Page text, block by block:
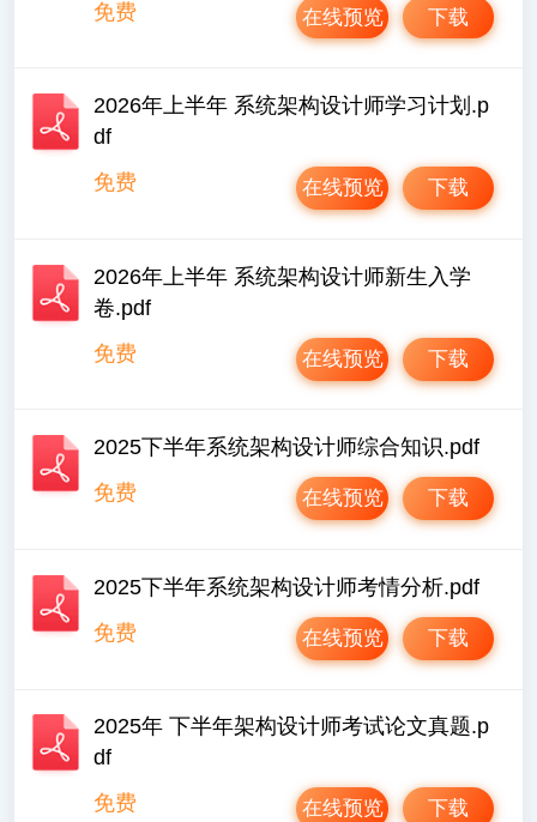
免费 下载
在线预览
2026年上半年 系统架构设计师学习计划.p
df
免费
下载
在线预览
2026年上半年 系统架构设计师新生入学
卷.pdf
免费
下载
在线预览
2025下半年系统架构设计师综合知识.pdf
免费
下载
在线预览
2025下半年系统架构设计师考情分析.pdf
免费
下载
在线预览
2025年 下半年架构设计师考试论文真题.p
df
免费
下载
在线预览